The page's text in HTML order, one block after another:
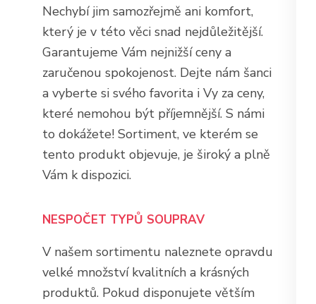
Nechybí jim samozřejmě ani komfort,
který je v této věci snad nejdůležitější.
Garantujeme Vám nejnižší ceny a
zaručenou spokojenost. Dejte nám šanci
a vyberte si svého favorita i Vy za ceny,
které nemohou být příjemnější. S námi
to dokážete! Sortiment, ve kterém se
tento produkt objevuje, je široký a plně
Vám k dispozici.
NESPOČET TYPŮ SOUPRAV
V našem sortimentu naleznete opravdu
velké množství kvalitních a krásných
produktů. Pokud disponujete větším